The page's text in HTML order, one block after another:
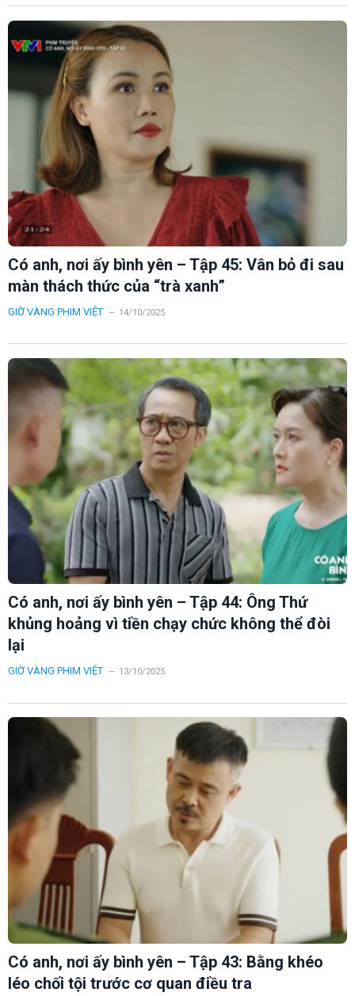
Có anh, nơi ấy bình yên – Tập 45: Vân bỏ đi sau
màn thách thức của “trà xanh”
GIỜ VÀNG PHIM VIỆT 14/10/2025
Có anh, nơi ấy bình yên – Tập 44: Ông Thứ
khủng hoảng vì tiền chạy chức không thể đòi
lại
GIỜ VÀNG PHIM VIỆT 13/10/2025
Có anh, nơi ấy bình yên – Tập 43: Bằng khéo
léo chối tội trước cơ quan điều tra